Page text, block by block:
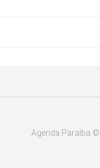
Agenda Paraíba